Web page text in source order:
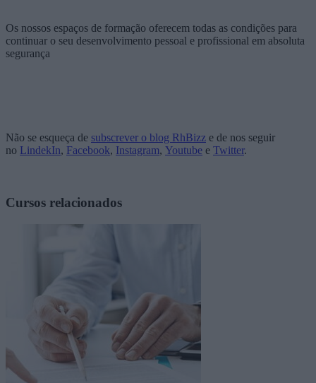
Os nossos espaços de formação oferecem todas as condições para
continuar o seu desenvolvimento pessoal e profissional em absoluta
segurança
Não se esqueça de subscrever o blog RhBizz e de nos seguir
no LindekIn, Facebook, Instagram, Youtube e Twitter.
Cursos relacionados